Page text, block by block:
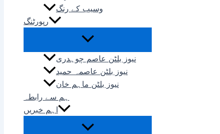
وسیب کے رنگ
رپورٹنگ
نیوز بلٹن عاصم چوہدری
نیوز بلٹن عاصمہ حمید
نیوز بلٹن ماہم خان
ہم سے رابطہ
اہم خبریں